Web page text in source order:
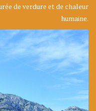
de verdure et de chaleur
humaine.